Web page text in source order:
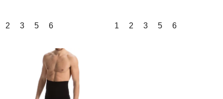
2 3 5 6 1 2 3 5 6